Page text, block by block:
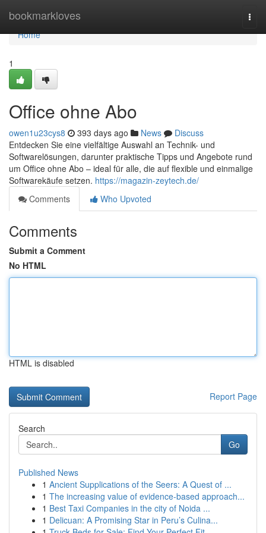
bookmarkloves
Home
Home
1
Office ohne Abo
owen1u23cys8 393 days ago News
Discuss
Entdecken Sie eine vielfältige Auswahl an Technik- und
Softwarelösungen, darunter praktische Tipps und Angebote rund
um Office ohne Abo – ideal für alle, die auf flexible und einmalige
Softwarekäufe setzen. https://magazin-zeytech.de/
Comments
Who Upvoted
Comments
Submit a Comment
No HTML
HTML is disabled
Report Page
Search
Go
Published News
1 Ancient Supplications of the Seers: A Quest of ...
1 The increasing value of evidence-based approach...
1 Best Taxi Companies in the city of Noida ...
1 Delicuan: A Promising Star in Peru’s Culina...